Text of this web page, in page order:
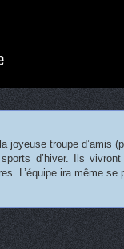
joyeuse troupe d’amis
d’hiver. Ils vivront
L’équipe ira même